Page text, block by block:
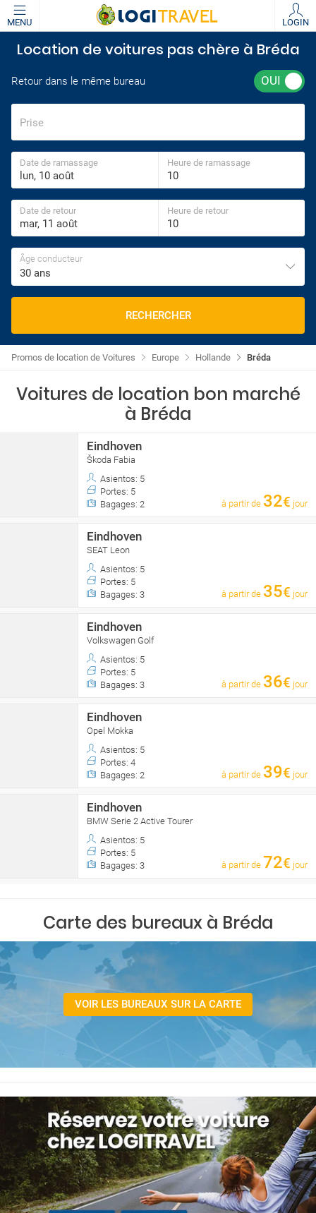
MENU LOGIN
Location de voitures pas chère à Bréda
Retour dans le même bureau
Prise
Date de ramassage Heure de ramassage
Date de retour Heure de retour
Âge conducteur
30 ans
RECHERCHER
Bréda
Hollande
Europe
Promos de location de Voitures
Voitures de location bon marché
à Bréda
Eindhoven
Škoda Fabia
Asientos: 5
Portes: 5
Bagages: 2
à partir de 32€ jour
Eindhoven
SEAT Leon
Asientos: 5
Portes: 5
Bagages: 3
à partir de 35€ jour
Eindhoven
Volkswagen Golf
Asientos: 5
Portes: 5
Bagages: 3
à partir de 36€ jour
Eindhoven
Opel Mokka
Asientos: 5
Portes: 4
Bagages: 2
à partir de 39€ jour
Eindhoven
BMW Serie 2 Active Tourer
Asientos: 5
Portes: 5
Bagages: 3
à partir de 72€ jour
Carte des bureaux à Bréda
VOIR LES BUREAUX SUR LA CARTE